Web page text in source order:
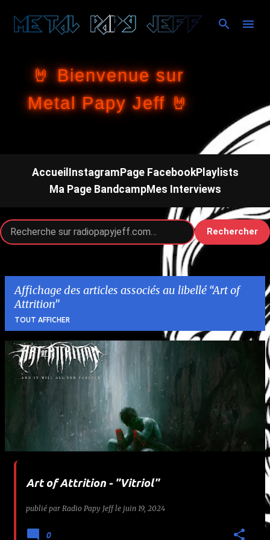
Accéder au contenu principal
🤘 Bienvenue sur
Metal Papy Jeff 🤘
Accueil InstagramPage FacebookPlaylists
Ma Page BandcampMes Interviews
Rechercher
Affichage des articles associés au libellé Art of
Attrition
TOUT AFFICHER
c
Art of Attrition - "Vitriol"
publié par Radio Papy Jeff le juin 19, 2024
0